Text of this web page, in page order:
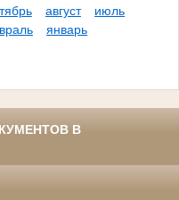
август
июль
январь
В